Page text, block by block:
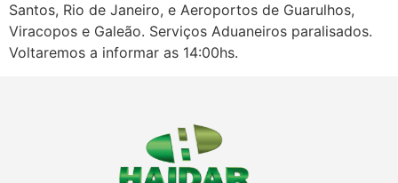
Santos, Rio de Janeiro, e Aeroportos de Guarulhos,
Viracopos e Galeão. Serviços Aduaneiros paralisados.
Voltaremos a informar as 14:00hs.